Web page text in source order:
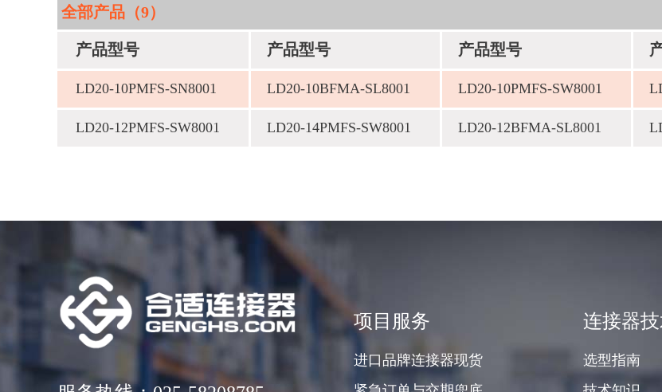
全部产品（9）
产品型号 产品型号 产品型号
LD20-10PMFS-SN8001 LD20-10BFMA-SL8001 LD20-10PMFS-SW8001
LD20-12PMFS-SW8001 LD20-14PMFS-SW8001 LD20-12BFMA-SL8001
项目服务
进口品牌连接器现货
连接器
选型指南